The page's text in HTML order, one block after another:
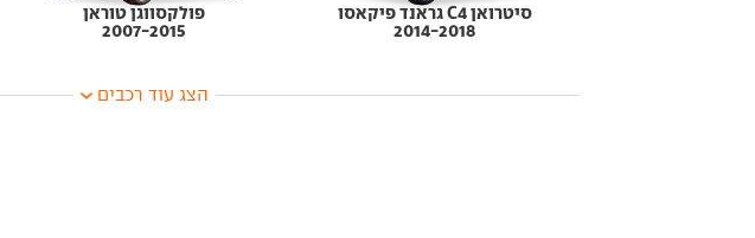
סיטרואן C4 גראנד פיקאסו
2014-2018
פולקסווגן טוראן
2007-2015
הצג עוד רכבים